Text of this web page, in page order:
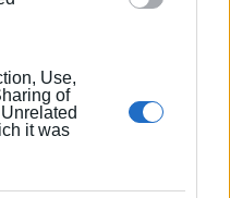
Use,
of
it was
Κοινοπιαστών,
τη δική τους
πλαίσιο της εκδήλωσης